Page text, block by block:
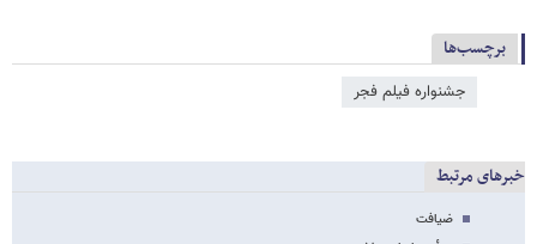
برچسب‌ها
جشنواره فیلم فجر
خبرهای مرتبط
ضیافت